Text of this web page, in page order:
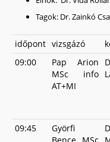
Tagok: Dr. Zainkó
időpont vizsgázó
09:00
Pap Arion
MSc info
AT+MI
09:45
Györfi